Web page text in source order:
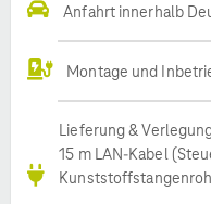
Anfahrt innerhalb
Montage und
Lieferung &
15 m LAN-Kabel